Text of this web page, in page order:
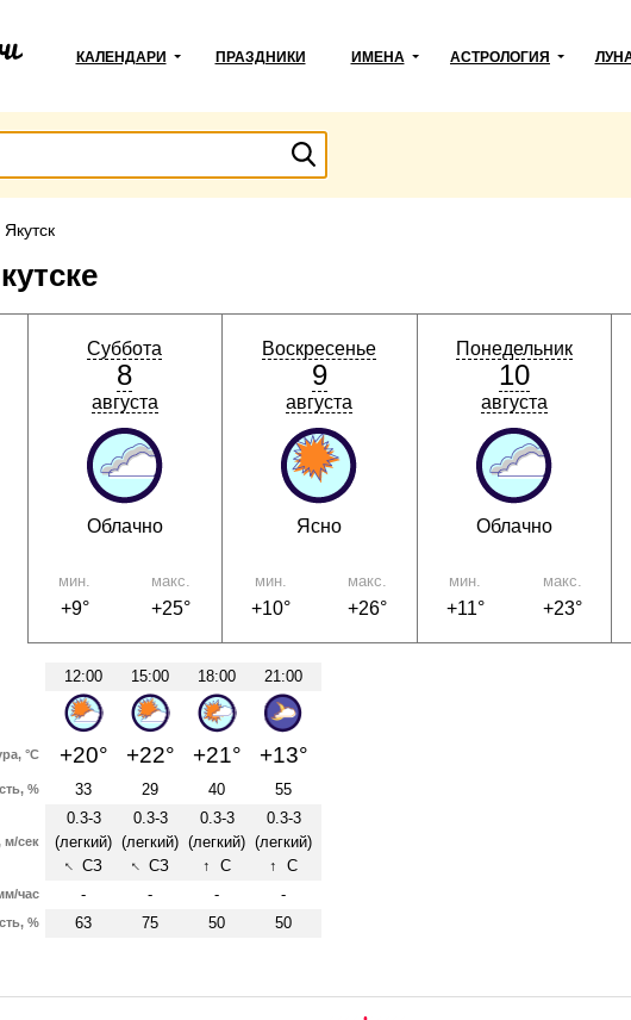
КАЛЕНДАРИ ПРАЗДНИКИ ИМЕНА АСТРОЛОГИЯ
Якутск
Суббота
8
августа
Облачно
мин.
+9°
макс.
+25°
Воскресенье
9
августа
Ясно
мин.
+10°
макс.
+26°
Понедельник
10
августа
Облачно
мин.
+11°
макс.
+23°
12:00 15:00 18:00 21:00
°C +20° +22° +21° +13°
% 33 29 40 55
м/сек
0.3-3
(легкий)
↑ СЗ
0.3-3
(легкий)
↑ СЗ
0.3-3
(легкий)
↑
С
0.3-3
(легкий)
↑
С
час - - - -
% 63 75 50 50